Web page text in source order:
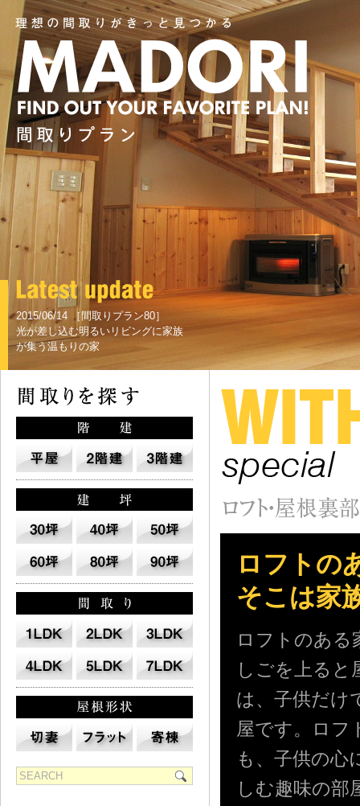
2015/06/14 ［間取りプラン80］
光が差し込む明るいリビングに家族
が集う温もりの家
ロフトの
そこは家
ロフトのある
しごを上ると
は、子供だけ
屋です。ロフ
も、子供の心
しむ趣味の部